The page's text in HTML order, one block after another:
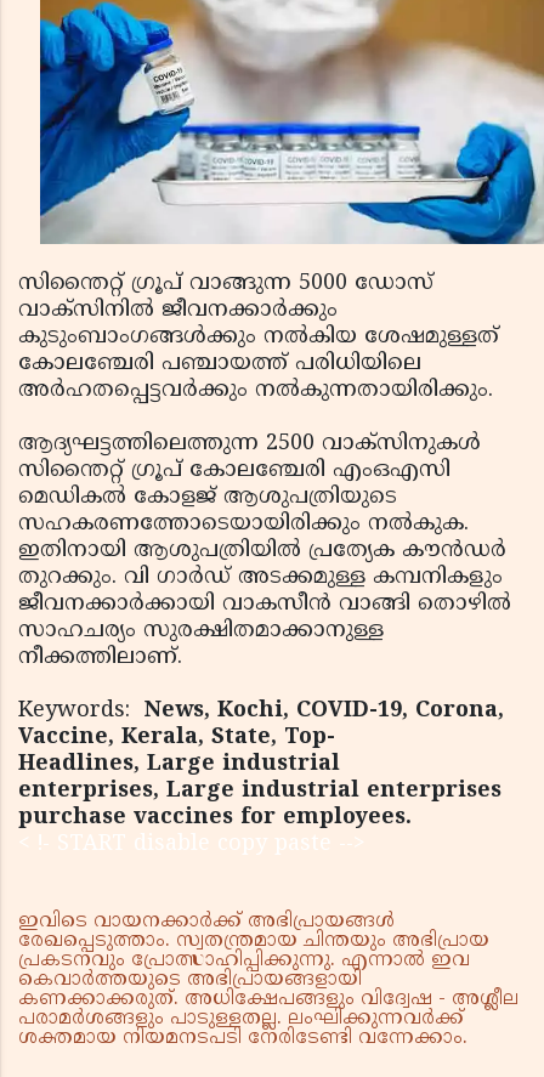
സിന്തൈറ്റ് ഗ്രൂപ് വാങ്ങുന്ന 5000 ഡോസ്
വാക്‌സിനില്‍ ജീവനക്കാര്‍ക്കും
കുടുംബാംഗങ്ങള്‍ക്കും നല്‍കിയ ശേഷമുള്ളത്
കോലഞ്ചേരി പഞ്ചായത്ത് പരിധിയിലെ
അര്‍ഹതപ്പെട്ടവര്‍ക്കും നല്‍കുന്നതായിരിക്കും.
ആദ്യഘട്ടത്തിലെത്തുന്ന 2500 വാക്സിനുകള്‍
സിന്തൈറ്റ് ഗ്രൂപ് കോലഞ്ചേരി എംഒഎസി
മെഡികല്‍ കോളജ് ആശുപത്രിയുടെ
സഹകരണത്തോടെയായിരിക്കും നല്‍കുക.
ഇതിനായി ആശുപത്രിയില്‍ പ്രത്യേക കൗൻഡര്‍
തുറക്കും. വി ഗാര്‍ഡ് അടക്കമുള്ള കമ്പനികളും
ജീവനക്കാര്‍ക്കായി വാകസീന്‍ വാങ്ങി തൊഴില്‍
സാഹചര്യം സുരക്ഷിതമാക്കാനുള്ള
നീക്കത്തിലാണ്.
Keywords: News, Kochi, COVID-19, Corona,
Vaccine, Kerala, State, Top-
Headlines, Large industrial
enterprises, Large industrial enterprises
purchase vaccines for employees.
< !- START disable copy paste -->
ഇവിടെ വായനക്കാർക്ക് അഭിപ്രായങ്ങൾ
രേഖപ്പെടുത്താം. സ്വതന്ത്രമായ ചിന്തയും അഭിപ്രായ
പ്രകടനവും പ്രോത്സാഹിപ്പിക്കുന്നു. എന്നാൽ ഇവ
കെവാർത്തയുടെ അഭിപ്രായങ്ങളായി
കണക്കാക്കരുത്. അധിക്ഷേപങ്ങളും വിദ്വേഷ - അശ്ലീല
പരാമർശങ്ങളും പാടുള്ളതല്ല. ലംഘിക്കുന്നവർക്ക്
ശക്തമായ നിയമനടപടി നേരിടേണ്ടി വന്നേക്കാം.